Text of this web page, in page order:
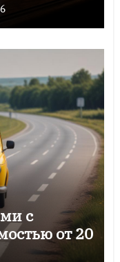
с
от 20